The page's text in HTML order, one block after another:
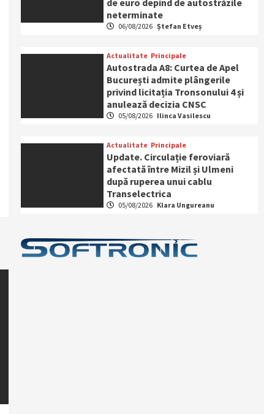
de euro depind de autostrăzile
neterminate
06/08/2026 Ștefan Etveș
Actualitate Principale
Autostrada A8: Curtea de Apel
București admite plângerile
privind licitația Tronsonului 4 și
anulează decizia CNSC
05/08/2026 Ilinca Vasilescu
Actualitate Principale
Update. Circulație feroviară
afectată între Mizil și Ulmeni
după ruperea unui cablu
Transelectrica
05/08/2026 Klara Ungureanu